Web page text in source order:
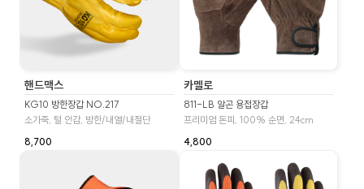
핸드맥스
KG10 방한장갑 NO.217
소가죽, 털 안감, 방한/내열/내절단
8,700
카멜로
811-LB 알곤 용접장갑
프리미엄 돈피, 100% 순면, 24cm
4,800